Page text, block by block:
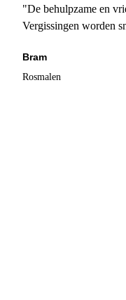
"De behulpzame en
Vergissingen worden
Bram
Rosmalen